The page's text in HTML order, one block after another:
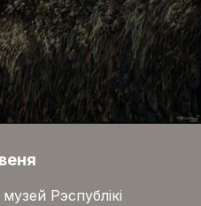
Рэспублікі